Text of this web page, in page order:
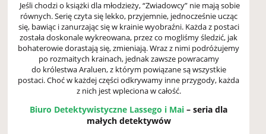
Jeśli chodzi o książki dla młodzieży, “Zwiadowcy” nie mają sobie
równych. Serię czyta się lekko, przyjemnie, jednocześnie ucząc
się, bawiąc i zanurzając się w krainie wyobraźni. Każda z postaci
została doskonale wykreowana, przez co mogliśmy śledzić, jak
bohaterowie dorastają się, zmieniają. Wraz z nimi podróżujemy
po rozmaitych krainach, jednak zawsze powracamy
do królestwa Araluen, z którym powiązane są wszystkie
postaci. Choć w każdej części odkrywamy inne przygody, każda
z nich jest wpleciona w całość.
Biuro Detektywistyczne Lassego i Mai – seria dla
małych detektywów